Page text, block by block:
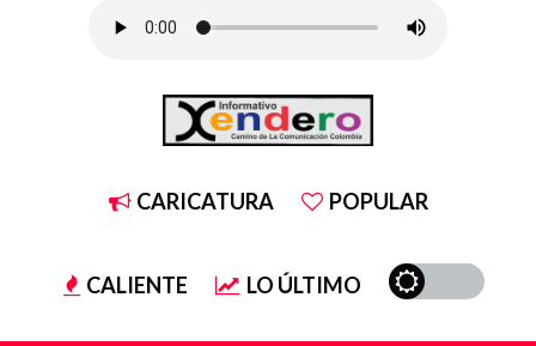
CARICATURA POPULAR
CALIENTE LO ÚLTIMO